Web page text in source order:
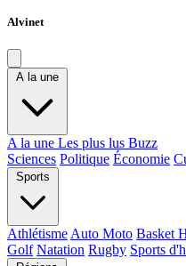
Alvinet
A la une
A la une Les plus lus Buzz
Sciences Politique Économie
Sports
Athlétisme Auto Moto Basket
Golf Natation Rugby Sports